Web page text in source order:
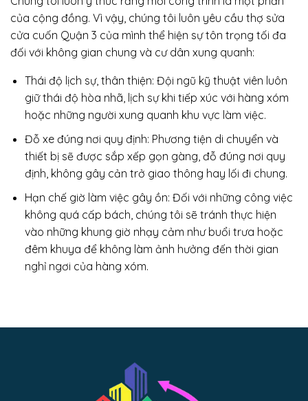
của cộng đồng. Vì vậy, chúng tôi luôn yêu cầu thợ sửa
cửa cuốn Quận 3 của mình thể hiện sự tôn trọng tối đa
đối với không gian chung và cư dân xung quanh:
Thái độ lịch sự, thân thiện: Đội ngũ kỹ thuật viên luôn
giữ thái độ hòa nhã, lịch sự khi tiếp xúc với hàng xóm
hoặc những người xung quanh khu vực làm việc.
Đỗ xe đúng nơi quy định: Phương tiện di chuyển và
thiết bị sẽ được sắp xếp gọn gàng, đỗ đúng nơi quy
định, không gây cản trở giao thông hay lối đi chung.
Hạn chế giờ làm việc gây ồn: Đối với những công việc
không quá cấp bách, chúng tôi sẽ tránh thực hiện
vào những khung giờ nhạy cảm như buổi trưa hoặc
đêm khuya để không làm ảnh hưởng đến thời gian
nghỉ ngơi của hàng xóm.